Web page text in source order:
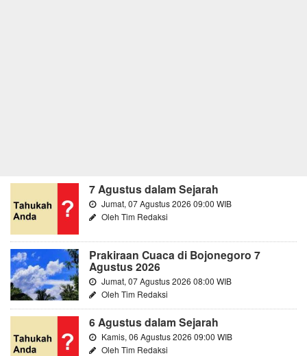
7 Agustus dalam Sejarah
Jumat, 07 Agustus 2026 09:00 WIB
Oleh Tim Redaksi
Prakiraan Cuaca di Bojonegoro 7
Agustus 2026
Jumat, 07 Agustus 2026 08:00 WIB
Oleh Tim Redaksi
6 Agustus dalam Sejarah
Kamis, 06 Agustus 2026 09:00 WIB
Oleh Tim Redaksi